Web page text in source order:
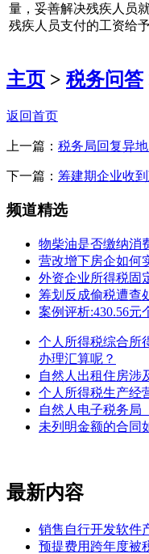
量，妥善解决残疾人员
残疾人员支付的工资给
主页 > 税务问答
返回首页
上一篇： 税务局回复异
下一篇： 筹建期企业收
频道精选
物柴油是否缴纳消
营改增下房企如何
外资企业所得税固
筹划反成偷税遭查
案例评析:430.56元
个人所得税综合所
办理汇算呢？
自然人出租住房涉
个人所得税生产经
自然人电子税务局
未列明金额的合同
最新内容
销售自行开发软件
预提费用跨年度被